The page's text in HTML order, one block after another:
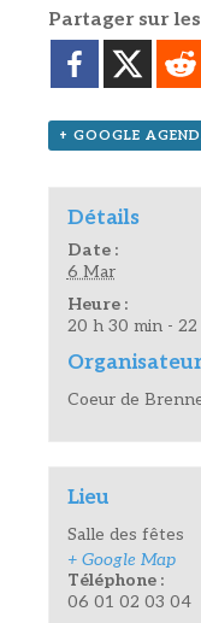
Partager sur
+ GOOGLE
Détails
Date :
6 Mar
Heure :
20 h 30 min -
Coeur de
Lieu
Salle des fêtes
+ Google Map
Téléphone :
06 01 02 03 04